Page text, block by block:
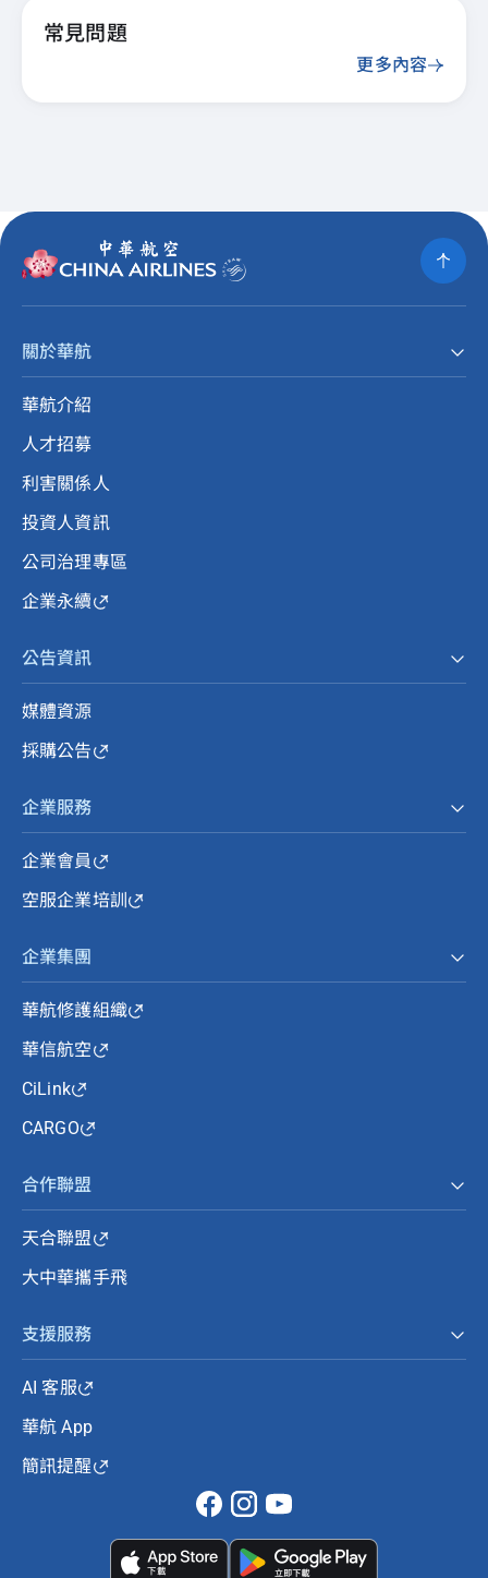
常見問題
更多內容
關於華航
華航介紹
人才招募
利害關係人
投資人資訊
公司治理專區
企業永續
公告資訊
媒體資源
採購公告
企業服務
企業會員
空服企業培訓
企業集團
華航修護組織
華信航空
CiLink
CARGO
合作聯盟
天合聯盟
大中華攜手飛
支援服務
AI 客服
華航 App
簡訊提醒